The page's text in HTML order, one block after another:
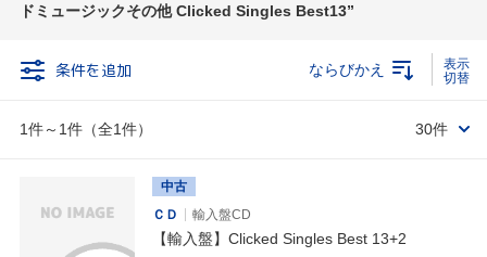
ドミュージックその他 Clicked Singles Best13
条件を追加
1件～1件（全1件）
ならびかえ
30件
中古
ＣＤ
輸入盤CD
【輸入盤】Clicked Singles Best 13+2